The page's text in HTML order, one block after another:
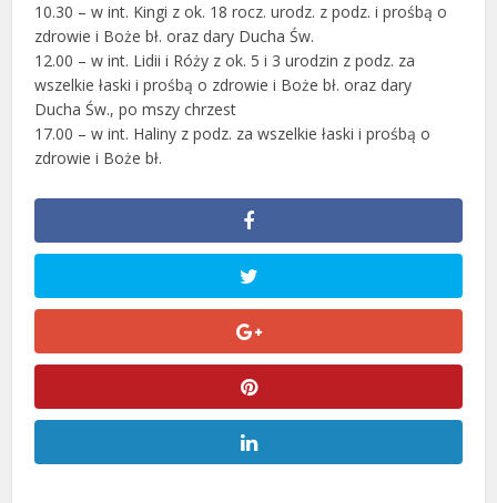
10.30 – w int. Kingi z ok. 18 rocz. urodz. z podz. i prośbą o
zdrowie i Boże bł. oraz dary Ducha Św.
12.00 – w int. Lidii i Róży z ok. 5 i 3 urodzin z podz. za
wszelkie łaski i prośbą o zdrowie i Boże bł. oraz dary
Ducha Św., po mszy chrzest
17.00 – w int. Haliny z podz. za wszelkie łaski i prośbą o
zdrowie i Boże bł.